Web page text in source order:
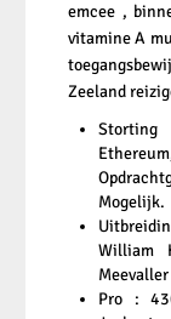
emcee ,
vitamine A
Zeeland
Storting
Mogelijk.
William
Pro :